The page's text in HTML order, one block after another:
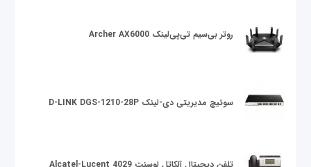
روتر بی‌سیم تی‌پی‌لینک Archer AX6000
سوئیچ مدیریتی دی-لینک D-LINK DGS-1210-28P